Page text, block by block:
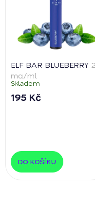
ELF BAR BLUEBERRY
mg/ml
Skladem
195 Kč
DO KOŠÍKU